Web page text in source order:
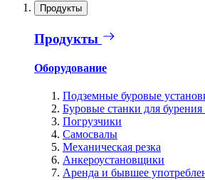
Продукты
Продукты
Оборудование
Подземные буровые
Буровые станки для бурения
Погрузчики
Самосвалы
Механическая резка
Анкероустановщики
Аренда и бывшее